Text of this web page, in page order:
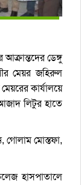
ডেঙ্গু
মেয়র জহিরুল
কার্যালয়ে
লিটুর হাতে
গোলাম মোস্তফা,
হাসপাতালে